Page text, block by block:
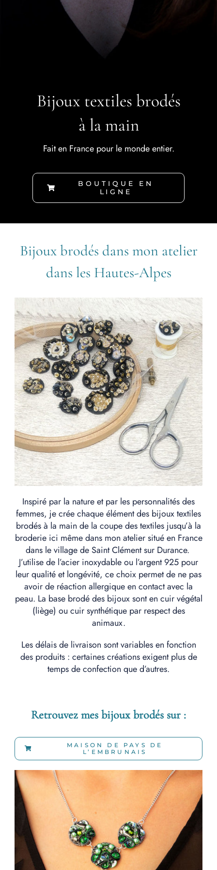
Bijoux textiles brodés
à la main
Fait en France pour le monde entier.
BOUTIQUE EN
LIGNE
Bijoux brodés dans mon atelier
dans les Hautes-Alpes
Inspiré par la nature et par les personnalités des
femmes, je crée chaque élément des bijoux textiles
brodés à la main de la coupe des textiles jusqu’à la
broderie ici même dans mon atelier situé en France
dans le village de Saint Clément sur Durance.
J’utilise de l’acier inoxydable ou l’argent 925 pour
leur qualité et longévité, ce choix permet de ne pas
avoir de réaction allergique en contact avec la
peau. La base brodé des bijoux sont en cuir végétal
(liège) ou cuir synthétique par respect des
animaux.
Les délais de livraison sont variables en fonction
des produits : certaines créations exigent plus de
temps de confection que d’autres.
Retrouvez mes bijoux brodés sur :
MAISON DE PAYS DE
L’EMBRUNAIS